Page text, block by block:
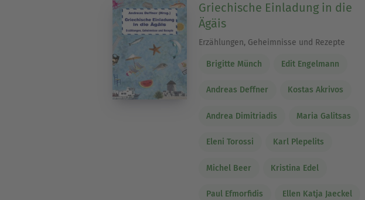
Griechische Einladung in die
Ägäis
Erzählungen, Geheimnisse und Rezepte
Brigitte Münch Edit Engelmann
Andreas Deffner Kostas Akrivos
Andrea Dimitriadis Maria Galitsas
Eleni Torossi Karl Plepelits
Michel Beer Kristina Edel
Paul Efmorfidis Ellen Katja Jaeckel